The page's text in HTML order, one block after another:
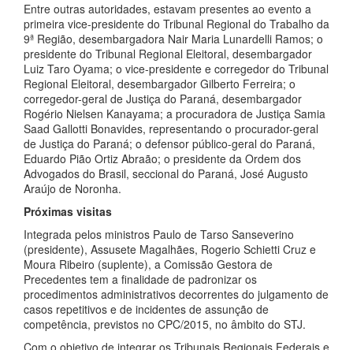
Entre outras autoridades, estavam presentes ao evento a
primeira vice-presidente do Tribunal Regional do Trabalho da
9ª Região, desembargadora Nair Maria Lunardelli Ramos; o
presidente do Tribunal Regional Eleitoral, desembargador
Luiz Taro Oyama; o vice-presidente e corregedor do Tribunal
Regional Eleitoral, desembargador Gilberto Ferreira; o
corregedor-geral de Justiça do Paraná, desembargador
Rogério Nielsen Kanayama; a procuradora de Justiça Samia
Saad Gallotti Bonavides, representando o procurador-geral
de Justiça do Paraná; o defensor público-geral do Paraná,
Eduardo Pião Ortiz Abraão; o presidente da Ordem dos
Advogados do Brasil, seccional do Paraná, José Augusto
Araújo de Noronha.
Próximas visitas
Integrada pelos ministros Paulo de Tarso Sanseverino
(presidente), Assusete Magalhães, Rogerio Schietti Cruz e
Moura Ribeiro (suplente), a Comissão Gestora de
Precedentes tem a finalidade de padronizar os
procedimentos administrativos decorrentes do julgamento de
casos repetitivos e de incidentes de assunção de
competência, previstos no CPC/2015, no âmbito do STJ.
Com o objetivo de integrar os Tribunais Regionais Federais e